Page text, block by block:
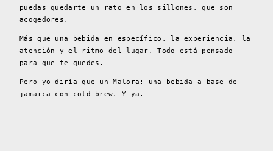
puedas quedarte un rato en los sillones, que son
acogedores.
Más que una bebida en específico, la experiencia, la
atención y el ritmo del lugar. Todo está pensado
para que te quedes.
Pero yo diría que un Malora: una bebida a base de
jamaica con cold brew. Y ya.